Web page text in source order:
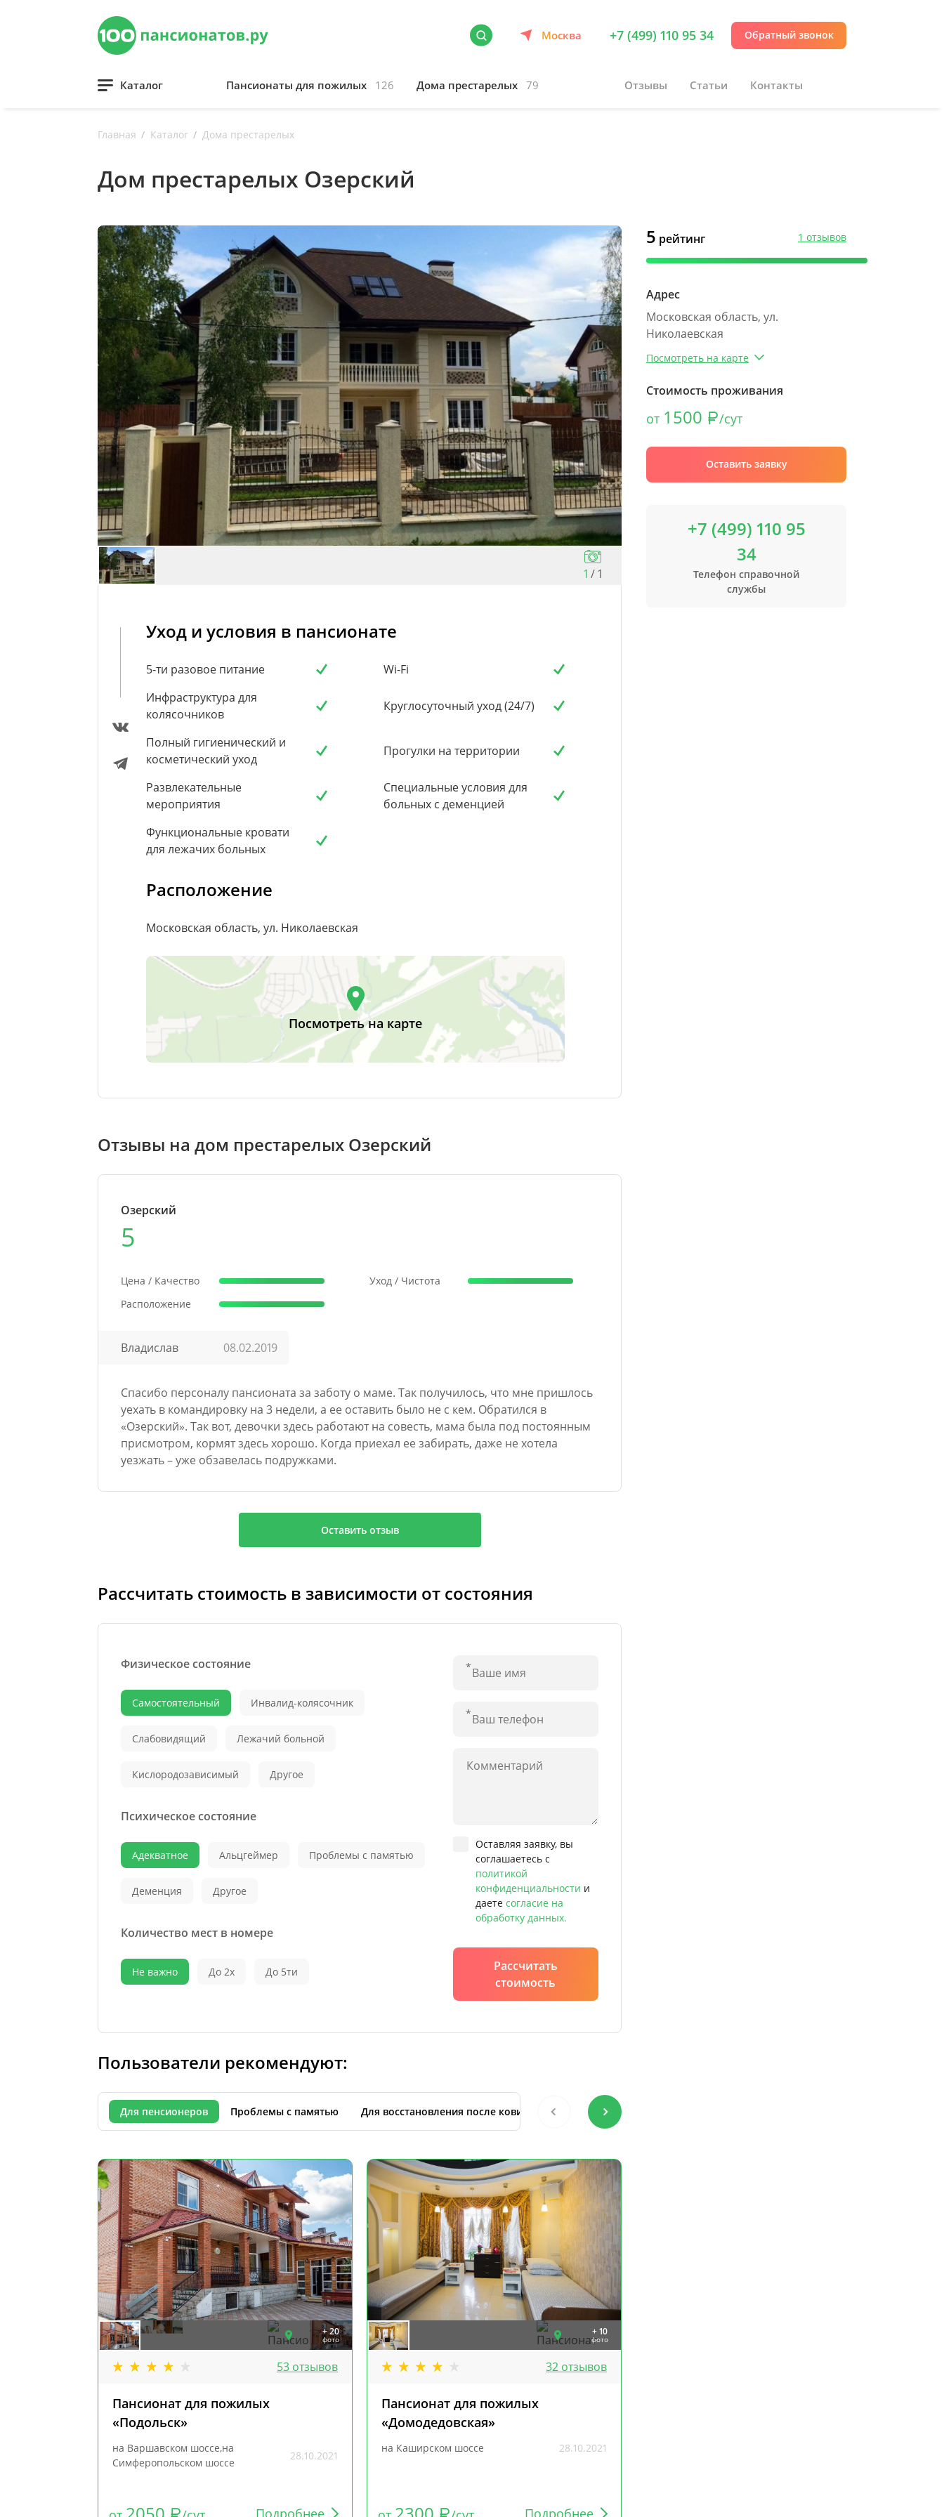
Москва +7 (499) 110 95 34 Обратный звонок
Каталог Пансионаты для пожилых 126 Дома престарелых 79 Отзывы Статьи Контакты
5 рейтинг 1 отзывов
Адрес
Московская область, ул.
Николаевская
Посмотреть на карте
Стоимость проживания
от 1500 /сут
Оставить заявку
+7 (499) 110 95
34
Телефон справочной
службы
Главная Каталог Дома престарелых
Дом престарелых Озерский
1 /1
Уход и условия в пансионате
5-ти разовое питание
Wi-Fi
Инфраструктура для
колясочников
Круглосуточный уход (24/7)
Полный гигиенический и
косметический уход
Прогулки на территории
Развлекательные
мероприятия
Специальные условия для
больных с деменцией
Функциональные кровати
для лежачих больных
Расположение
Московская область, ул. Николаевская
Посмотреть на карте
Отзывы на дом престарелых Озерский
Озерский
5
Цена / Качество
Уход / Чистота
Расположение
Владислав 08.02.2019
Спасибо персоналу пансионата за заботу о маме. Так получилось, что мне пришлось
уехать в командировку на 3 недели, а ее оставить было не с кем. Обратился в
«Озерский». Так вот, девочки здесь работают на совесть, мама была под постоянным
присмотром, кормят здесь хорошо. Когда приехал ее забирать, даже не хотела
уезжать – уже обзавелась подружками.
Оставить отзыв
Рассчитать стоимость в зависимости от состояния
Физическое состояние
Самостоятельный Инвалид-колясочник
Слабовидящий Лежачий больной
Кислородозависимый Другое
Психическое состояние
Адекватное Альцгеймер Проблемы с памятью
Деменция Другое
Количество мест в номере
Не важно До 2х До 5ти
Оставляя заявку, вы
соглашаетесь с
политикой
конфиденциальности и
даете согласие на
обработку данных.
Рассчитать
стоимость
Пользователи рекомендуют:
Для пенсионеров Проблемы с памятью Для восстановления после ковида С уходом за лежачими
+ 20
фото
53 отзывов
Пансионат для пожилых
«Подольск»
на Варшавском шоссе,на
Симферопольском шоссе
28.10.2021
Подробнее
+ 10
фото
32 отзывов
Пансионат для пожилых
«Домодедовская»
на Каширском шоссе 28.10.2021
Подробнее